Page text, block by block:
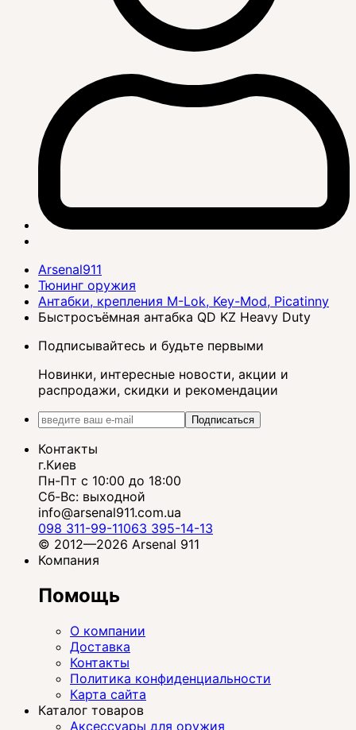
Arsenal911
Тюнинг оружия
Антабки, крепления M-Lok, Key-Mod, Picatinny
Быстросъёмная антабка QD KZ Heavy Duty
Подписывайтесь и будьте первыми
Новинки, интересные новости, акции и
распродажи, скидки и рекомендации
Подписаться
Контакты
г.Киев
Пн-Пт с 10:00 до 18:00
Сб-Вс: выходной
info@arsenal911.com.ua
098 311-99-11063 395-14-13
© 2012—2026 Arsenal 911
Компания
Помощь
О компании
Доставка
Контакты
Политика конфиденциальности
Карта сайта
Каталог товаров
Аксессуары для оружия